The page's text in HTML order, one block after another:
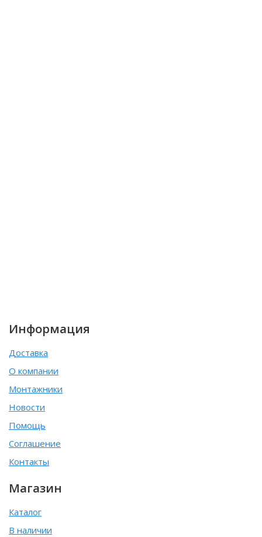
Информация
Доставка
О компании
Монтажники
Новости
Помощь
Соглашение
Контакты
Магазин
Каталог
В наличии